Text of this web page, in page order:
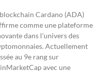
Cardano (ADA)
comme une plateforme
dans l’univers des
Actuellement
au 9e rang sur
avec une